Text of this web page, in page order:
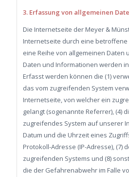
3. Erfassung von allgemeinen
Die Internetseite der Meyer &
Internetseite durch eine
eine Reihe von allgemeinen
Daten und Informationen werden
Erfasst werden können die (1)
das vom zugreifenden System
Internetseite, von welcher ein
gelangt (sogenannte Referrer), (4)
zugreifendes System auf unserer
Datum und die Uhrzeit eines
Protokoll-Adresse (IP-Adresse), (7)
zugreifenden Systems und (8)
die der Gefahrenabwehr im Falle